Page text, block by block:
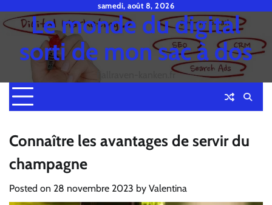
to
content
samedi, août 8, 2026
Le monde du digital
sorti de mon sac à dos
fjallraven-kanken.fr
Connaître les avantages de servir du
champagne
Posted on 28 novembre 2023 by Valentina